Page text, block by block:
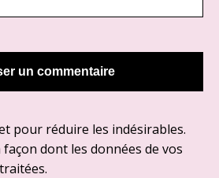
pour réduire les indésirables.
dont les données de vos
.